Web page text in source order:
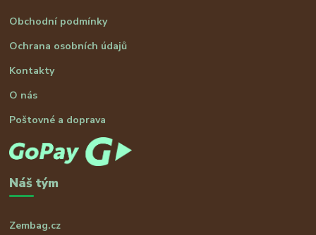
Obchodní podmínky
Ochrana osobních údajů
Kontakty
O nás
Poštovné a doprava
Náš tým
Zembag.cz